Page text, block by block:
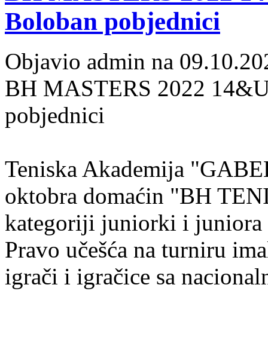
Boloban pobjednici
Objavio admin na
BH MASTERS 2022
pobjednici
Teniska Akademija
oktobra domaćin "BH
kategoriji juniorki i juniora
Pravo učešća na turniru
igrači i igračice sa